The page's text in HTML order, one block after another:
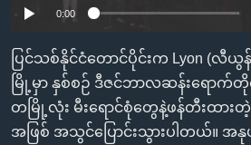
ကြည့်
ရန်
ရှာဖွေ
ရန်
ဗွီအိုအေ လူမှုကွန်ယက်များ
ဘာသာစကားများ
0:00
ပြင်သစ်နိုင်ငံတောင်ပိုင်းက Lyon (လီယွ
မြို့မှာ နှစ်စဉ် ဒီဇင်ဘာလဆန်းရောက်တို
တမြို့လုံး မီးရောင်စုံတွေနဲ့ဖန်တီးထာ
အဖြစ် အသွင်ပြောင်းသွားပါတယ်။ အ